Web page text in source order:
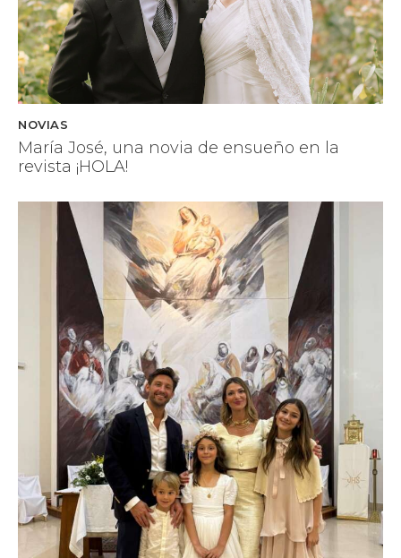
NOVIAS
María José, una novia de ensueño en la
revista ¡HOLA!